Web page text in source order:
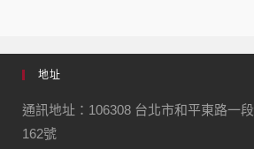
地址
通訊地址：106308 台北市和平東路一段
162號